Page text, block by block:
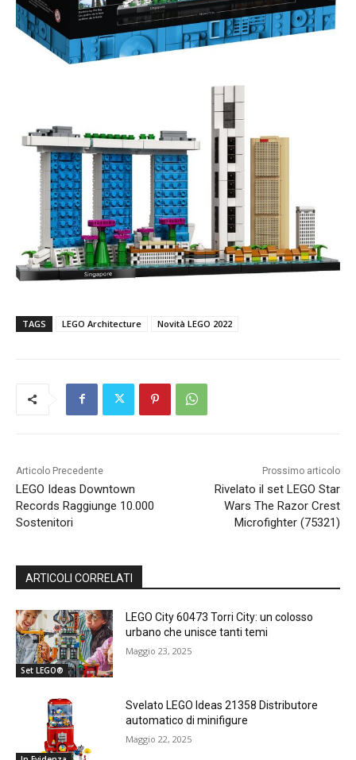
TAGS LEGO Architecture Novità LEGO 2022
Articolo Precedente
LEGO Ideas Downtown
Records Raggiunge 10.000
Sostenitori
Prossimo articolo
Rivelato il set LEGO Star
Wars The Razor Crest
Microfighter (75321)
ARTICOLI CORRELATI
Set LEGO®
LEGO City 60473 Torri City: un colosso
urbano che unisce tanti temi
Maggio 23, 2025
Svelato LEGO Ideas 21358 Distributore
automatico di minifigure
Maggio 22, 2025